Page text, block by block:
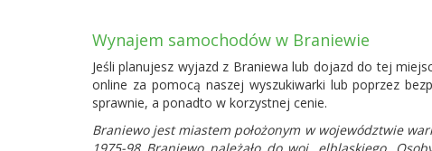
Wynajem samochodów w Braniewie
Jeśli planujesz wyjazd z Braniewa lub dojazd do tej
online za pomocą naszej wyszukiwarki lub poprzez
sprawnie, a ponadto w korzystnej cenie.
Braniewo jest miastem położonym w województwie
1975-98 Braniewo należało do woj. elbląskiego.